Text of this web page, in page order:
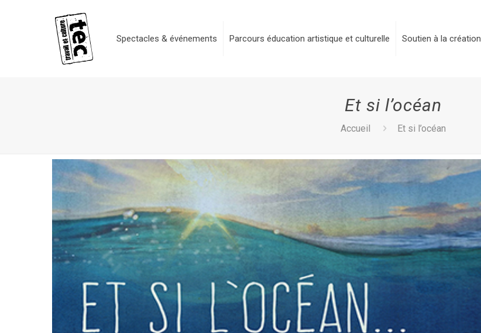
Spectacles & événements Parcours éducation artistique et culturelle Soutien à la création
Et si l’océan
Accueil Et si l’océan